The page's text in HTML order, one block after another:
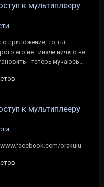
к мультиплееру
приложение, то ты
его нет иначе ничего не
- теперь мучаюсь...
к мультиплееру
orakulu